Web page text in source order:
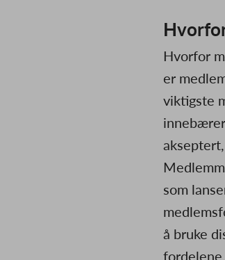
Hvorfor
er
viktigste
som
å bruke
fordelene.